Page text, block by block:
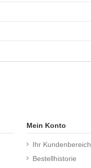
Mein Konto
Ihr Kundenbereich
Bestellhistorie